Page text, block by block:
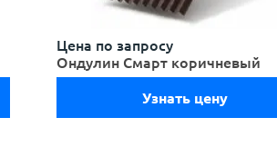
Цена по запросу
Ондулин Смарт коричневый
Узнать цену